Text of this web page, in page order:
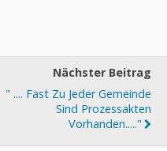
Nächster Beitrag
" .... Fast Zu Jeder Gemeinde
Sind Prozessakten
Vorhanden....."